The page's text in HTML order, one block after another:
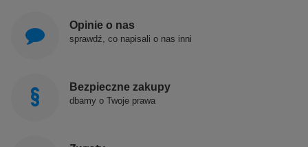
Opinie o nas
sprawdź, co napisali o nas inni
Bezpieczne zakupy
dbamy o Twoje prawa